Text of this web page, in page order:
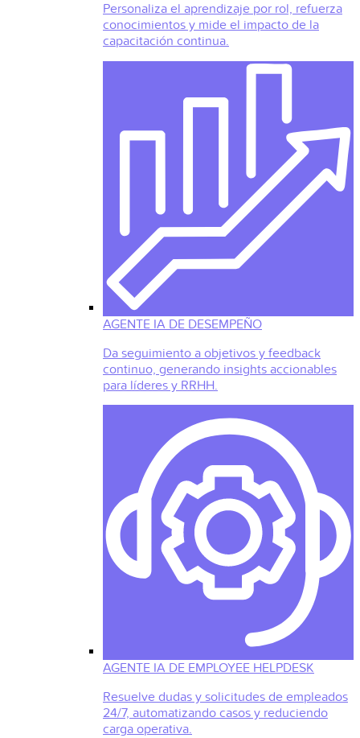
Personaliza el aprendizaje por rol, refuerza
conocimientos y mide el impacto de la
capacitación continua.
AGENTE IA DE DESEMPEÑO
Da seguimiento a objetivos y feedback
continuo, generando insights accionables
para líderes y RRHH.
AGENTE IA DE EMPLOYEE HELPDESK
Resuelve dudas y solicitudes de empleados
24/7, automatizando casos y reduciendo
carga operativa.